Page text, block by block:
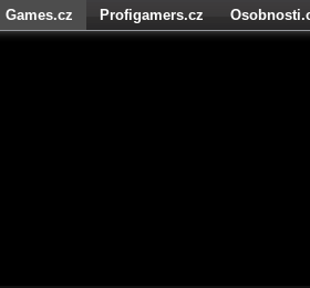
Games.cz Profigamers.cz